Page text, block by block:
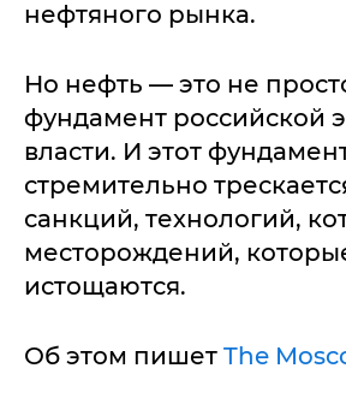
нефтяного рынка.
Но нефть — это не
фундамент российской
власти. И этот
стремительно
санкций, технологий,
месторождений,
истощаются.
Об этом пишет The